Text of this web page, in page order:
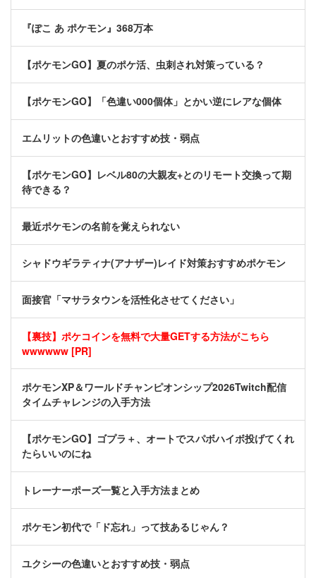
『ぽこ あ ポケモン』368万本
【ポケモンGO】夏のポケ活、虫刺され対策っている？
【ポケモンGO】「色違い000個体」とかい逆にレアな個体
エムリットの色違いとおすすめ技・弱点
【ポケモンGO】レベル80の大親友+とのリモート交換って期
待できる？
最近ポケモンの名前を覚えられない
シャドウギラティナ(アナザー)レイド対策おすすめポケモン
面接官「マサラタウンを活性化させてください」
【裏技】ポケコインを無料で大量GETする方法がこちら
wwwwww [PR]
ポケモンXP＆ワールドチャンピオンシップ2026Twitch配信
タイムチャレンジの入手方法
【ポケモンGO】ゴプラ＋、オートでスパボハイボ投げてくれ
たらいいのにね
トレーナーポーズ一覧と入手方法まとめ
ポケモン初代で「ド忘れ」って技あるじゃん？
ユクシーの色違いとおすすめ技・弱点